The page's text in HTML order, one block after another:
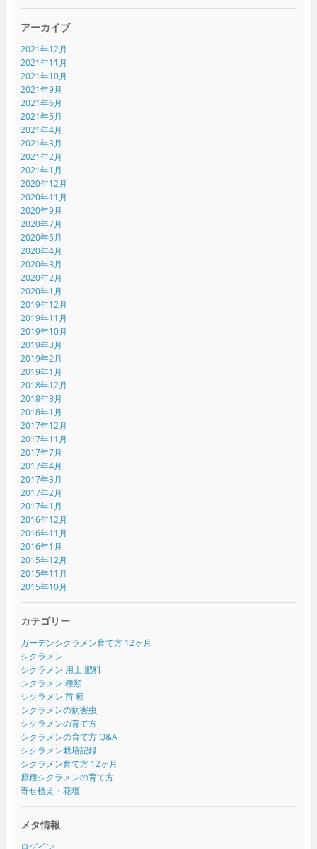
アーカイブ
2021年12月
2021年11月
2021年10月
2021年9月
2021年6月
2021年5月
2021年4月
2021年3月
2021年2月
2021年1月
2020年12月
2020年11月
2020年9月
2020年7月
2020年5月
2020年4月
2020年3月
2020年2月
2020年1月
2019年12月
2019年11月
2019年10月
2019年3月
2019年2月
2019年1月
2018年12月
2018年8月
2018年1月
2017年12月
2017年11月
2017年7月
2017年4月
2017年3月
2017年2月
2017年1月
2016年12月
2016年11月
2016年1月
2015年12月
2015年11月
2015年10月
カテゴリー
ガーデンシクラメン育て方 12ヶ月
シクラメン
シクラメン 用土 肥料
シクラメン 種類
シクラメン 苗 種
シクラメンの病害虫
シクラメンの育て方
シクラメンの育て方 Q&A
シクラメン栽培記録
シクラメン育て方 12ヶ月
原種シクラメンの育て方
寄せ植え・花壇
メタ情報
ログイン